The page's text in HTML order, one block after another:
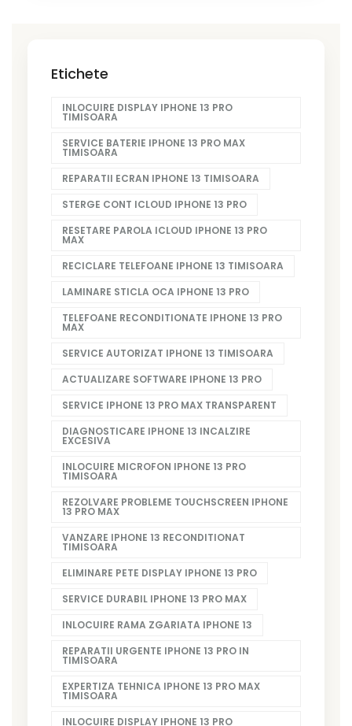
Etichete
INLOCUIRE DISPLAY IPHONE 13 PRO
TIMISOARA
SERVICE BATERIE IPHONE 13 PRO MAX
TIMISOARA
REPARATII ECRAN IPHONE 13 TIMISOARA
STERGE CONT ICLOUD IPHONE 13 PRO
RESETARE PAROLA ICLOUD IPHONE 13 PRO
MAX
RECICLARE TELEFOANE IPHONE 13 TIMISOARA
LAMINARE STICLA OCA IPHONE 13 PRO
TELEFOANE RECONDITIONATE IPHONE 13 PRO
MAX
SERVICE AUTORIZAT IPHONE 13 TIMISOARA
ACTUALIZARE SOFTWARE IPHONE 13 PRO
SERVICE IPHONE 13 PRO MAX TRANSPARENT
DIAGNOSTICARE IPHONE 13 INCALZIRE
EXCESIVA
INLOCUIRE MICROFON IPHONE 13 PRO
TIMISOARA
REZOLVARE PROBLEME TOUCHSCREEN IPHONE
13 PRO MAX
VANZARE IPHONE 13 RECONDITIONAT
TIMISOARA
ELIMINARE PETE DISPLAY IPHONE 13 PRO
SERVICE DURABIL IPHONE 13 PRO MAX
INLOCUIRE RAMA ZGARIATA IPHONE 13
REPARATII URGENTE IPHONE 13 PRO IN
TIMISOARA
EXPERTIZA TEHNICA IPHONE 13 PRO MAX
TIMISOARA
INLOCUIRE DISPLAY IPHONE 13 PRO